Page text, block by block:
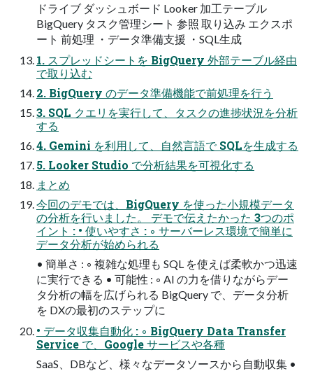
ドライブ ダッシュボード Looker 加工テーブル
BigQuery タスク管理シート 参照 取り込み エクスポ
ート 前処理 ・データ準備支援 ・SQL生成
1. スプレッドシートを BigQuery 外部テーブル経由
で取り込む
2. BigQuery のデータ準備機能で前処理を行う
3. SQL クエリを実行して、タスクの進捗状況を分析
する
4. Gemini を利用して、自然言語で SQLを生成する
5. Looker Studio で分析結果を可視化する
まとめ
今回のデモでは、BigQuery を使った小規模データ
の分析を行いました。 デモで伝えたかった 3つのポ
イント : • 使いやすさ : ◦ サーバーレス環境で簡単に
データ分析が始められる
• 簡単さ : ◦ 複雑な処理も SQL を使えば柔軟かつ迅速
に実行できる • 可能性 : ◦ AI の力を借りながらデー
タ分析の幅を広げられる BigQuery で、データ分析
を DXの最初のステップに
• データ収集自動化 : ◦ BigQuery Data Transfer
Service で、Google サービスや各種
SaaS、DBなど、様々なデータソースから自動収集 •